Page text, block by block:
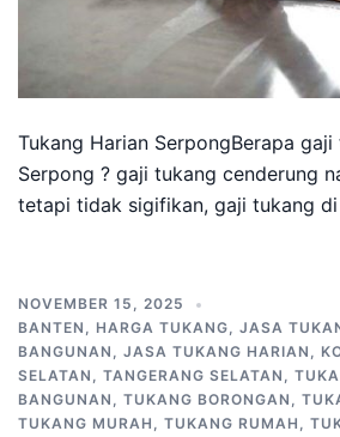
Tukang Harian SerpongBerapa
Serpong ? gaji tukang cenderung
tetapi tidak sigifikan, gaji tukang
NOVEMBER 15, 2025
BANTEN , HARGA TUKANG, JASA
BANGUNAN , JASA TUKANG HARIAN ,
SELATAN , TANGERANG SELATAN ,
BANGUNAN , TUKANG BORONGAN ,
TUKANG MURAH , TUKANG RUMAH ,